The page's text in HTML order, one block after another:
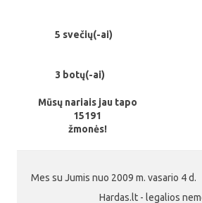
5 svečių(-ai)
3 botų(-ai)
Mūsų nariais jau tapo
15191
žmonės!
Mes su Jumis nuo 2009 m. vasario 4 d.
Hardas.lt - legalios